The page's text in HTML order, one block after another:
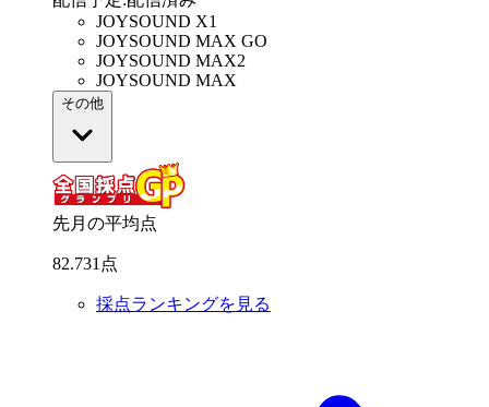
JOYSOUND X1
JOYSOUND MAX GO
JOYSOUND MAX2
JOYSOUND MAX
その他
先月の平均点
82.731 点
採点ランキングを見る